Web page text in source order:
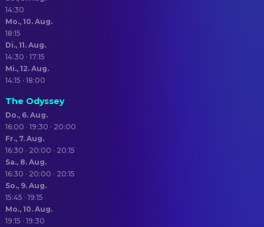
14:30
Mo., 10. Aug.
18:15
Di., 11. Aug.
14:30 · 17:15
Mi., 12. Aug.
14:15 · 18:00
The Odyssey
Do., 6. Aug.
16:00 · 19:30 · 20:00
Fr., 7. Aug.
16:30 · 20:00 · 20:15
Sa., 8. Aug.
16:30 · 20:00 · 20:15
So., 9. Aug.
15:45 · 19:15
Mo., 10. Aug.
19:15 · 19:30